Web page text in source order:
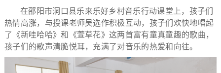
在邵阳市洞口县乐来乐好乡村音乐行动课堂上，孩子们
热情高涨，与授课老师吴选作积极互动，孩子们欢快地唱起
了《新哇哈哈》和《萱草花》这两首富有童真童趣的歌曲，
孩子们的歌声清脆悦耳，充满了对音乐的热爱和向往。